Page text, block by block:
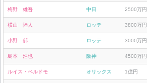
梅野 雄吾 中日 2500万円
横山 陸人 ロッテ 3800万円
小野 郁 ロッテ 3000万円
島本 浩也 阪神 4500万円
ルイス・ペルドモ オリックス 1億円